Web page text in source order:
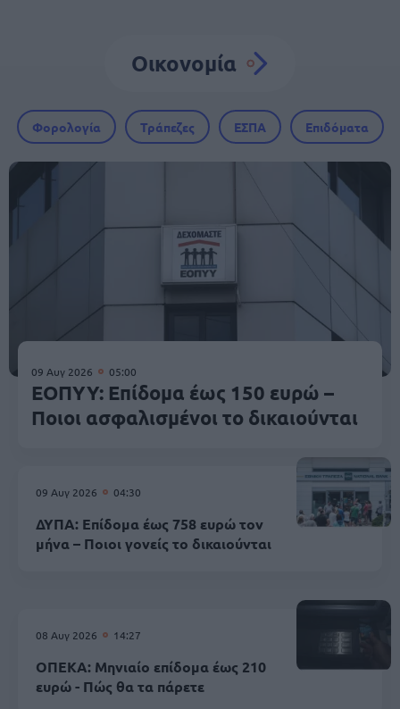
Οικονομία
Φορολογία Τράπεζες ΕΣΠΑ Επιδόματα
09 Αυγ 2026 05:00
ΕΟΠΥΥ: Επίδομα έως 150 ευρώ –
Ποιοι ασφαλισμένοι το δικαιούνται
09 Αυγ 2026 04:30
ΔΥΠΑ: Επίδομα έως 758 ευρώ τον
μήνα – Ποιοι γονείς το δικαιούνται
08 Αυγ 2026 14:27
ΟΠΕΚΑ: Μηνιαίο επίδομα έως 210
ευρώ - Πώς θα τα πάρετε